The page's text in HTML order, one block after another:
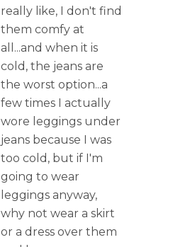
really like, I don't find
them comfy at
all...and when it is
cold, the jeans are
the worst option...a
few times I actually
wore leggings under
jeans because I was
too cold, but if I'm
going to wear
leggings anyway,
why not wear a skirt
or a dress over them